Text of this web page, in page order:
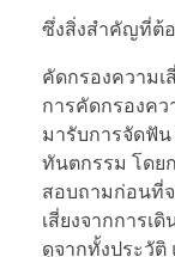
ซึ่งสิ่งสำคัญที่ต้
คัดกรองความ
การคัดกรองคว
มารับการจัดฟั
ทันตกรรม โดย
สอบถามก่อนที่
เสี่ยงจากการเ
ดูจากทั้งประวัติ